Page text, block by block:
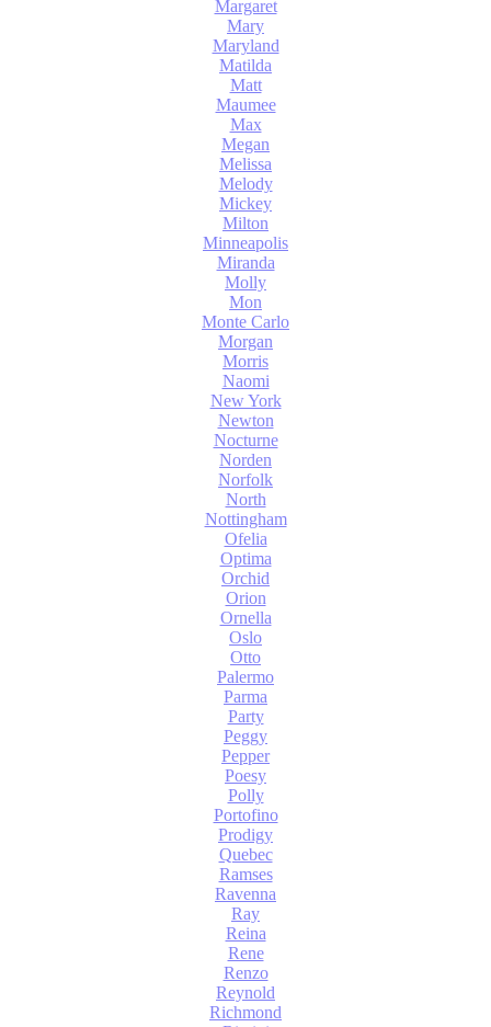
Margaret
Mary
Maryland
Matilda
Matt
Maumee
Max
Megan
Melissa
Melody
Mickey
Milton
Minneapolis
Miranda
Molly
Mon
Monte Carlo
Morgan
Morris
Naomi
New York
Newton
Nocturne
Norden
Norfolk
North
Nottingham
Ofelia
Optima
Orchid
Orion
Ornella
Oslo
Otto
Palermo
Parma
Party
Peggy
Pepper
Poesy
Polly
Portofino
Prodigy
Quebec
Ramses
Ravenna
Ray
Reina
Rene
Renzo
Reynold
Richmond